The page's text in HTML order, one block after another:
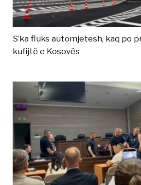
S’ka fluks automjetesh, kaq po
kufijtë e Kosovës